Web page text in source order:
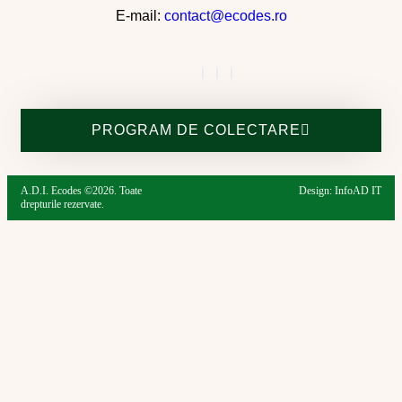
E-mail: contact@ecodes.ro
PROGRAM DE COLECTARE
A.D.I. Ecodes ©2026. Toate
drepturile rezervate.
Design: InfoAD IT